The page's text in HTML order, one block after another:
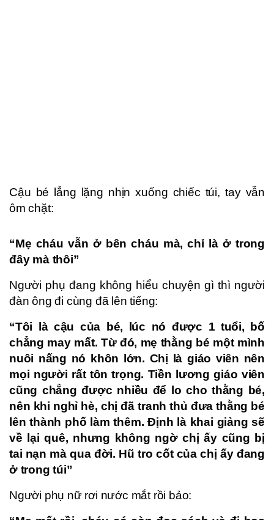
Cậu bé lẳng lặng nhịn xuống chiếc túi, tay vẫn
ôm chặt:
“Mẹ cháu vẫn ở bên cháu mà, chỉ là ở trong
đây mà thôi”
Người phụ đang không hiểu chuyện gì thì người
đàn ông đi cùng đã lên tiếng:
“Tôi là cậu của bé, lúc nó được 1 tuổi, bố
chẳng may mất. Từ đó, mẹ thằng bé một mình
nuôi nấng nó khôn lớn. Chị là giáo viên nên
mọi người rất tôn trọng. Tiền lương giáo viên
cũng chẳng được nhiều để lo cho thằng bé,
nên khi nghỉ hè, chị đã tranh thủ đưa thằng bé
lên thành phố làm thêm. Định là khai giảng sẽ
về lại quê, nhưng không ngờ chị ấy cũng bị
tai nạn mà qua đời. Hũ tro cốt của chị ấy đang
ở trong túi”
Người phụ nữ rơi nước mắt rồi bảo: